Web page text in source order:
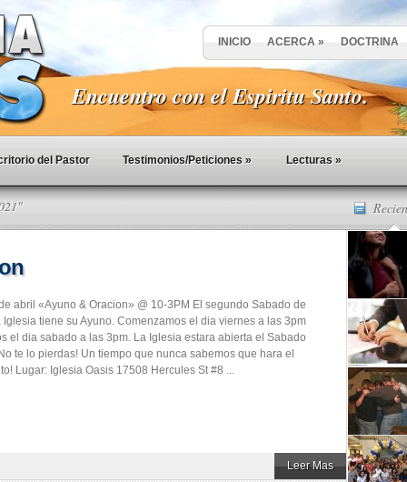
INICIO ACERCA » DOCTRINA
Encuentro con el Espiritu Santo.
del Pastor Testimonios/Peticiones » Lecturas »
abril «Ayuno & Oracion» @ 10-3PM El segundo Sabado de
Iglesia tiene su Ayuno. Comenzamos el dia viernes a las 3pm
el dia sabado a las 3pm. La Iglesia estara abierta el Sabado
te lo pierdas! Un tiempo que nunca sabemos que hara el
Lugar: Iglesia Oasis 17508 Hercules St #8 ...
Leer Mas